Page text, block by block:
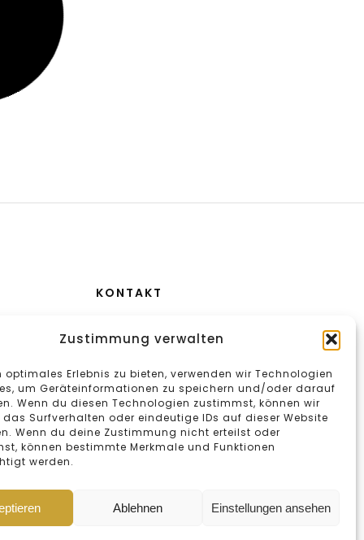
Zustimmung verwalten
optimales Erlebnis zu bieten, verwenden wir Technologien
um Geräteinformationen zu speichern und/oder darauf
Wenn du diesen Technologien zustimmst, können wir
das Surfverhalten oder eindeutige IDs auf dieser Website
Wenn du deine Zustimmung nicht erteilst oder
können bestimmte Merkmale und Funktionen
werden.
Ablehnen Einstellungen ansehen
KONTAKT
Aeulestrasse 2
+423 232 25 64